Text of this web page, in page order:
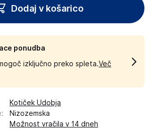
Dodaj v košarico
ponudba
izključno preko spleta.Več
Kotiček Udobja
:
Nizozemska
Možnost vračila v 14 dneh